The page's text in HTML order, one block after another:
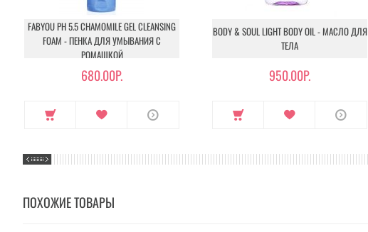
FABYOU PH 5.5 CHAMOMILE GEL CLEANSING
FOAM - ПЕНКА ДЛЯ УМЫВАНИЯ С
РОМАШКОЙ
680.00Р.
BODY & SOUL LIGHT BODY OIL - МАСЛО ДЛЯ
ТЕЛА
950.00Р.
ПОХОЖИЕ ТОВАРЫ